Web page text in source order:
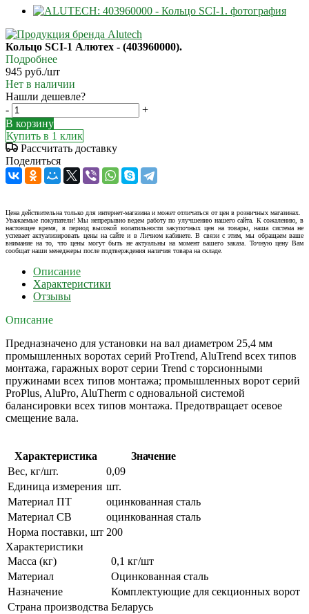
Кольцо SCI-1 Алютех - (403960000).
Подробнее
945 руб./шт
Нет в наличии
Нашли дешевле?
-
+
В корзину
Купить в 1 клик
Рассчитать доставку
Поделиться
Цена действительна только для интернет-магазина и может отличаться от цен в розничных магазинах.
Уважаемые покупатели! Мы непрерывно ведем работу по улучшению нашего сайта. К сожалению, в
настоящее время, в период высокой волатильности закупочных цен на товары, наша система не
успевает актуализировать цены на сайте и в Личном кабинете. В связи с этим, мы обращаем ваше
внимание на то, что цены могут быть не актуальны на момент вашего заказа. Точную цену Вам
сообщат наши менеджеры после подтверждения наличия товара на складе.
Описание
Характеристики
Отзывы
Описание
Предназначено для установки на вал диаметром 25,4 мм
промышленных воротах серий ProTrend, AluTrend всех типов
монтажа, гаражных ворот серии Trend с торсионными
пружинами всех типов монтажа; промышленных ворот серий
ProPlus, AluPro, AluTherm с одновальной системой
балансировки всех типов монтажа. Предотвращает осевое
смещение вала.
Характеристика
Значение
Вес, кг/шт.
0,09
Единица измерения шт.
Материал ПТ
оцинкованная сталь
Материал СВ
оцинкованная сталь
Норма поставки, шт 200
Характеристики
Масса (кг)
0,1 кг/шт
Материал
Оцинкованная сталь
Назначение
Комплектующие для секционных ворот
Страна производства Беларусь